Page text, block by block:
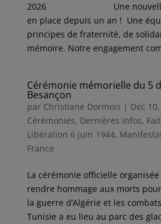
2026 Une nouvelle
en place depuis un an ! Une
principes de fraternité, de
mémoire. Notre engagement
Cérémonie mémorielle du 5
Besançon
par Christiane Dormois | Déc
Cérémonies, Dernières infos,
Libération 6 juin 1944,
France
La cérémonie officielle
rendre hommage aux morts
la guerre d’Algérie et les
Tunisie a eu lieu au parc des